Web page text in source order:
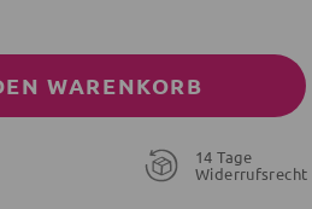
WARENKORB
14 Tage
Widerrufsrecht